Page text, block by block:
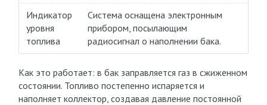
Индикатор
уровня
топлива
Система оснащена электронным
прибором, посылающим
радиосигнал о наполнении бака.
Как это работает: в бак заправляется газ в сжиженном
состоянии. Топливо постепенно испаряется и
наполняет коллектор, создавая давление постоянной